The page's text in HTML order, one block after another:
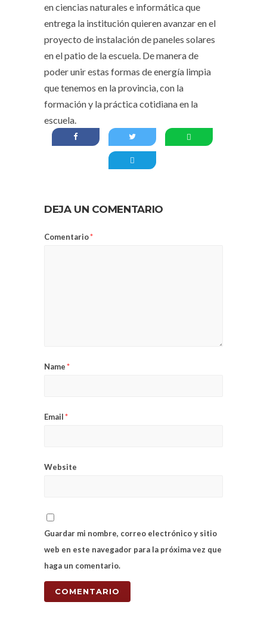
en ciencias naturales e informática que
entrega la institución quieren avanzar en el
proyecto de instalación de paneles solares
en el patio de la escuela. De manera de
poder unir estas formas de energía limpia
que tenemos en la provincia, con la
formación y la práctica cotidiana en la
escuela.
DEJA UN COMENTARIO
Comentario*
Name*
Email*
Website
Guardar mi nombre, correo electrónico y sitio
web en este navegador para la próxima vez que
haga un comentario.